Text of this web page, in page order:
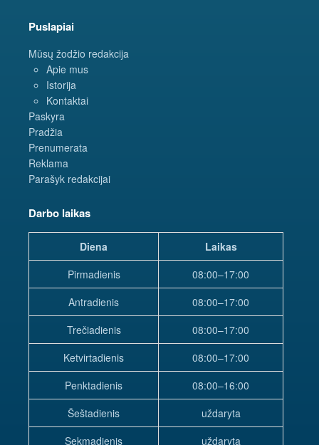
Puslapiai
Mūsų žodžio redakcija
Apie mus
Istorija
Kontaktai
Paskyra
Pradžia
Prenumerata
Reklama
Parašyk redakcijai
Darbo laikas
Diena
Laikas
Pirmadienis
08:00–17:00
Antradienis
08:00–17:00
Trečiadienis
08:00–17:00
Ketvirtadienis
08:00–17:00
Penktadienis
08:00–16:00
Šeštadienis
uždaryta
Sekmadienis
uždaryta